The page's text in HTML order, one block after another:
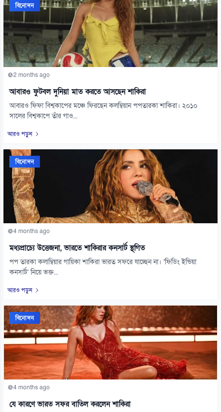
বিনোদন
2 months ago
আবারও ফুটবল দুনিয়া মাত করতে আসছেন শাকিরা
আবারও ফিফা বিশ্বকাপের মঞ্চে ফিরছেন কলম্বিয়ান পপতারকা শাকিরা। ২০১০
সালের বিশ্বকাপে তাঁর গাও...
আরও পড়ুন
বিনোদন
4 months ago
মধ্যপ্রাচ্যে উত্তেজনা, ভারতে শাকিরার কনসার্ট স্থগিত
পপ তারকা কলাম্বিয়ার গায়িকা শাকিরা ভারত সফরে যাচ্ছেন না। ‘ফিডিং ইন্ডিয়া
কনসার্ট’ নিয়ে ভক্ত...
আরও পড়ুন
বিনোদন
4 months ago
যে কারণে ভারত সফর বাতিল করলেন শাকিরা